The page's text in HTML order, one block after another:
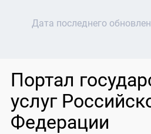
Дата последнего
Портал
услуг
Федерации